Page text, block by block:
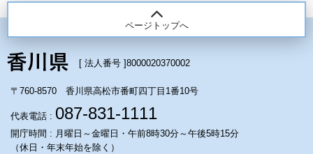
ページトップへ
[ 法人番号 ]8000020370002
〒760-8570 香川県高松市番町四丁目1番10号
代表電話 : 087-831-1111
開庁時間 : 月曜日～金曜日・午前8時30分～午後5時15分
（休日・年末年始を除く）